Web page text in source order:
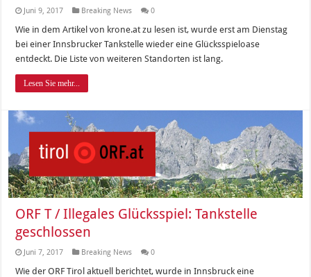
Juni 9, 2017 Breaking News 0
Wie in dem Artikel von krone.at zu lesen ist, wurde erst am Dienstag
bei einer Innsbrucker Tankstelle wieder eine Glücksspieloase
entdeckt. Die Liste von weiteren Standorten ist lang.
Lesen Sie mehr...
ORF T / Illegales Glücksspiel: Tankstelle
geschlossen
Juni 7, 2017 Breaking News 0
Wie der ORF Tirol aktuell berichtet, wurde in Innsbruck eine